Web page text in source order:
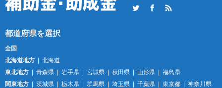
TwitterFacebookRSS
全国
北海道地方
北海道
東北地方
青森県 岩手県 宮城県 秋田県 山形県
福島県
関東地方
茨城県 栃木県 群馬県 埼玉県 千葉県 東京都
神奈川県